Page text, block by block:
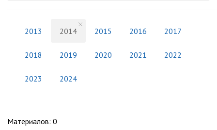
2013 2014 2015 2016 2017
2018 2019 2020 2021 2022
2023 2024
Материалов: 0